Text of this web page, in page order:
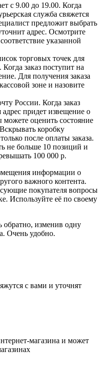
с 9.00 до 19.00. Когда
служба свяжется
предложит выбрать
адрес. Осмотрите
указанной
торговых точек для
заказ поступит на
Для получения заказа
зоне и назовите
России. Когда заказ
придет извещение о
оценить состояние
коробку
после оплаты заказа.
не больше 10 позиций и
100 000 р.
информации о
важного контента.
покупателя вопросы
Используйте её по своему
обратно, изменив одну
Очень удобно.
с вами и уточнят
магазина и может